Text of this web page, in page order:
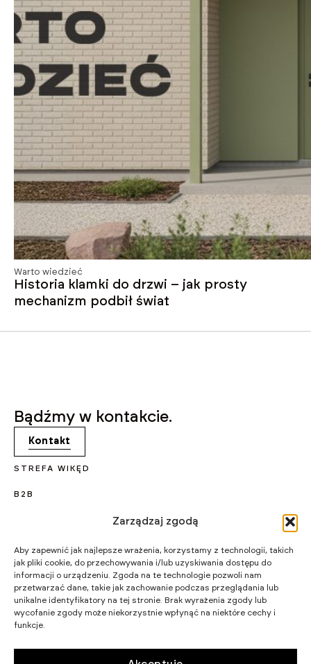
Zarządzaj zgodą
Aby zapewnić jak najlepsze wrażenia, korzystamy z technologii, takich
jak pliki cookie, do przechowywania i/lub uzyskiwania dostępu do
informacji o urządzeniu. Zgoda na te technologie pozwoli nam
przetwarzać dane, takie jak zachowanie podczas przeglądania lub
unikalne identyfikatory na tej stronie. Brak wyrażenia zgody lub
wycofanie zgody może niekorzystnie wpłynąć na niektóre cechy i
funkcje.
Warto wiedzieć
Historia klamki do drzwi – jak prosty
mechanizm podbił świat
Bądźmy w kontakcie.
Kontakt
STREFA WIKĘD
B2B
PROJEKTY UNIJNE
CERTYFIKATY I PROGRAMY
STRATEGIA PODATKOWA
WIKĘD SP. Z O.O.
84-242 LUZINO